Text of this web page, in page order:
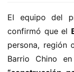
El equipo del
confirmó que el
persona, región